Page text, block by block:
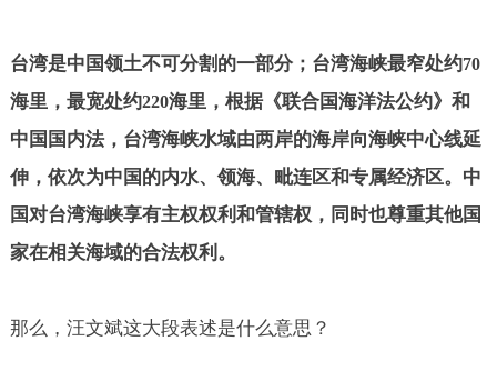
台湾是中国领土不可分割的一部分；台湾海峡最窄处约70
海里，最宽处约220海里，根据《联合国海洋法公约》和
中国国内法，台湾海峡水域由两岸的海岸向海峡中心线延
伸，依次为中国的内水、领海、毗连区和专属经济区。中
国对台湾海峡享有主权权利和管辖权，同时也尊重其他国
家在相关海域的合法权利。
那么，汪文斌这大段表述是什么意思？